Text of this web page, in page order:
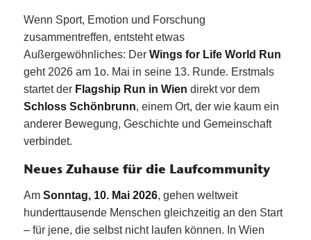
Wenn Sport, Emotion und Forschung
zusammentreffen, entsteht etwas
Außergewöhnliches: Der Wings for Life World Run
geht 2026 am 1o. Mai in seine 13. Runde. Erstmals
startet der Flagship Run in Wien direkt vor dem
Schloss Schönbrunn, einem Ort, der wie kaum ein
anderer Bewegung, Geschichte und Gemeinschaft
verbindet.
Neues Zuhause für die Laufcommunity
Am Sonntag, 10. Mai 2026, gehen weltweit
hunderttausende Menschen gleichzeitig an den Start
– für jene, die selbst nicht laufen können. In Wien